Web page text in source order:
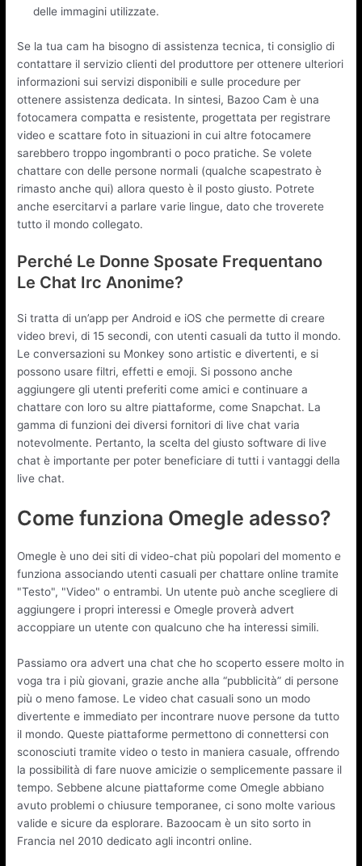
delle immagini utilizzate.
Se la tua cam ha bisogno di assistenza tecnica, ti consiglio di
contattare il servizio clienti del produttore per ottenere ulteriori
informazioni sui servizi disponibili e sulle procedure per
ottenere assistenza dedicata. In sintesi, Bazoo Cam è una
fotocamera compatta e resistente, progettata per registrare
video e scattare foto in situazioni in cui altre fotocamere
sarebbero troppo ingombranti o poco pratiche. Se volete
chattare con delle persone normali (qualche scapestrato è
rimasto anche qui) allora questo è il posto giusto. Potrete
anche esercitarvi a parlare varie lingue, dato che troverete
tutto il mondo collegato.
Perché Le Donne Sposate Frequentano
Le Chat Irc Anonime?
Si tratta di un’app per Android e iOS che permette di creare
video brevi, di 15 secondi, con utenti casuali da tutto il mondo.
Le conversazioni su Monkey sono artistic e divertenti, e si
possono usare filtri, effetti e emoji. Si possono anche
aggiungere gli utenti preferiti come amici e continuare a
chattare con loro su altre piattaforme, come Snapchat. La
gamma di funzioni dei diversi fornitori di live chat varia
notevolmente. Pertanto, la scelta del giusto software di live
chat è importante per poter beneficiare di tutti i vantaggi della
live chat.
Come funziona Omegle adesso?
Omegle è uno dei siti di video-chat più popolari del momento e
funziona associando utenti casuali per chattare online tramite
"Testo", "Video" o entrambi. Un utente può anche scegliere di
aggiungere i propri interessi e Omegle proverà advert
accoppiare un utente con qualcuno che ha interessi simili.
Passiamo ora advert una chat che ho scoperto essere molto in
voga tra i più giovani, grazie anche alla “pubblicità” di persone
più o meno famose. Le video chat casuali sono un modo
divertente e immediato per incontrare nuove persone da tutto
il mondo. Queste piattaforme permettono di connettersi con
sconosciuti tramite video o testo in maniera casuale, offrendo
la possibilità di fare nuove amicizie o semplicemente passare il
tempo. Sebbene alcune piattaforme come Omegle abbiano
avuto problemi o chiusure temporanee, ci sono molte various
valide e sicure da esplorare. Bazoocam è un sito sorto in
Francia nel 2010 dedicato agli incontri online.